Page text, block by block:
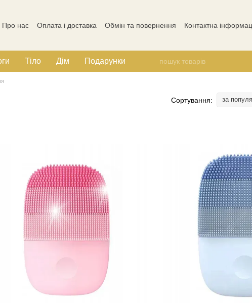
Про нас Оплата і доставка Обмін та повернення Контактна
Тіло Дім Подарунки
Сортування: за